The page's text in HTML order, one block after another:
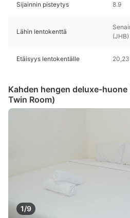
Sijainnin pisteytys 8.9
Lähin lentokenttä
Etäisyys lentokentälle
Kahden hengen deluxe-huone
Twin Room)
1/9